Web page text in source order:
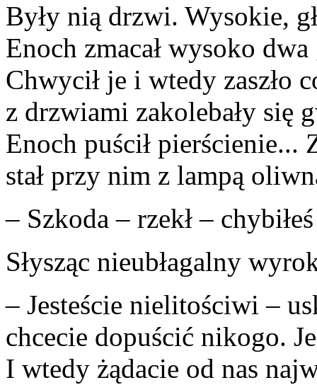
Były nią drzwi. Wysokie,
Enoch zmacał wysoko
Chwycił je i wtedy zaszło
z drzwiami zakolebały się
Enoch puścił pierścienie...
stał przy nim z lampą
– Szkoda – rzekł –
Słysząc nieubłagalny
– Jesteście nielitościwi –
chcecie dopuścić nikogo.
I wtedy żądacie od nas